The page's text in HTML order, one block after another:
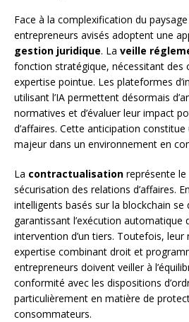
Face à la complexification du
entrepreneurs avisés adoptent une
gestion juridique. La veille
fonction stratégique, nécessitant des
expertise pointue. Les plateformes
utilisant l’IA permettent désormais
normatives et d’évaluer leur impact
d’affaires. Cette anticipation
majeur dans un environnement en
La contractualisation représente le
sécurisation des relations d’affaires.
intelligents basés sur la blockchain
garantissant l’exécution automatique
intervention d’un tiers. Toutefois,
expertise combinant droit et
entrepreneurs doivent veiller à
conformité avec les dispositions
particulièrement en matière de
consommateurs.